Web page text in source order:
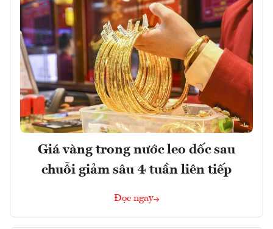
Giá vàng trong nước leo dốc sau
chuỗi giảm sâu 4 tuần liên tiếp
Đọc ngay